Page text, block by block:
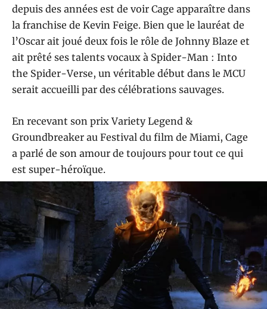
depuis des années est de voir Cage apparaître dans
la franchise de Kevin Feige. Bien que le lauréat de
l’Oscar ait joué deux fois le rôle de Johnny Blaze et
ait prêté ses talents vocaux à Spider-Man : Into
the Spider-Verse, un véritable début dans le MCU
serait accueilli par des célébrations sauvages.
En recevant son prix Variety Legend &
Groundbreaker au Festival du film de Miami, Cage
a parlé de son amour de toujours pour tout ce qui
est super-héroïque.